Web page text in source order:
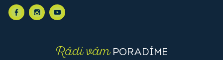
Rádi vámPORADÍME